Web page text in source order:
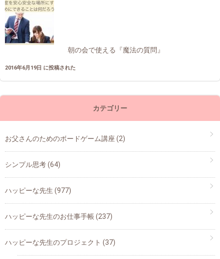
朝の会で使える『魔法の質問』
2016年6月19日 に投稿された
カテゴリー
お父さんのためのボードゲーム講座 (2)
シンプル思考(64)
ハッピーな先生 (977)
ハッピーな先生のお仕事手帳 (237)
ハッピーな先生のプロジェクト (37)